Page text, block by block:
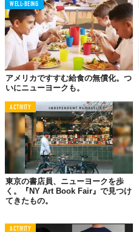
WELL-BEING
アメリカですすむ給食の無償化。つ
いにニューヨークも。
ACTIVITY
東京の書店員、ニューヨークを歩
く。『NY Art Book Fair』で見つけ
てきたもの。
ACTIVITY